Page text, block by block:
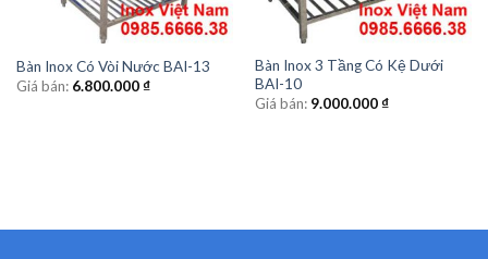
Bàn Inox Có Vòi Nước BAI-13
Giá bán: 6.800.000₫
Bàn Inox 3 Tầng Có Kệ Dưới
BAI-10
Giá bán: 9.000.000₫